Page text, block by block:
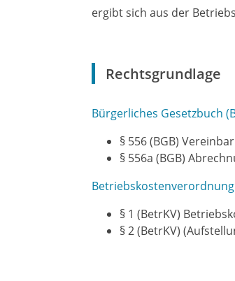
ergibt sich aus der
Rechtsgrundlage
Bürgerliches Gesetzbuch
§ 556 (BGB)
§ 556a (BGB)
Betriebskostenverordnung
§ 1 (BetrKV)
§ 2 (BetrKV)